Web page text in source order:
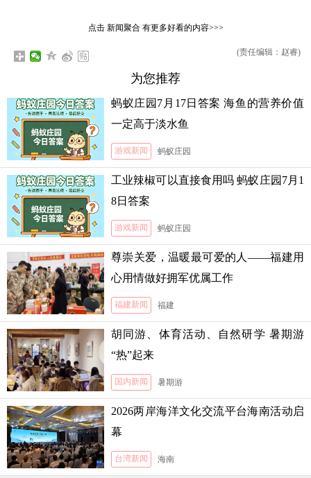
点击 新闻聚合有更多好看的内容>>>
(责任编辑：赵睿)
为您推荐
蚂蚁庄园7月17日答案 海鱼的营养价值
一定高于淡水鱼
游戏新闻 蚂蚁庄园
工业辣椒可以直接食用吗 蚂蚁庄园7月1
8日答案
游戏新闻 蚂蚁庄园
尊崇关爱，温暖最可爱的人——福建用
心用情做好拥军优属工作
福建新闻 福建
胡同游、体育活动、自然研学 暑期游
“热”起来
国内新闻 暑期游
2026两岸海洋文化交流平台海南活动启
幕
台湾新闻 海南